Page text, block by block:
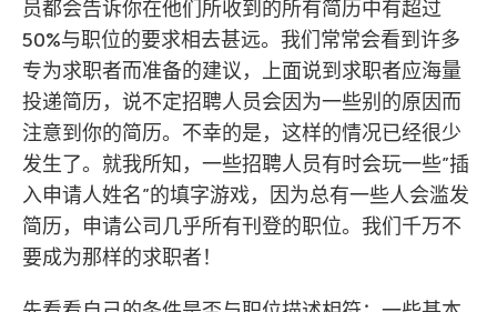
员都会告诉你在他们所收到的所有简历中有超过
50%与职位的要求相去甚远。我们常常会看到许多
专为求职者而准备的建议，上面说到求职者应海量
投递简历，说不定招聘人员会因为一些别的原因而
注意到你的简历。不幸的是，这样的情况已经很少
发生了。就我所知，一些招聘人员有时会玩一些”插
入申请人姓名”的填字游戏，因为总有一些人会滥发
简历，申请公司几乎所有刊登的职位。我们千万不
要成为那样的求职者！